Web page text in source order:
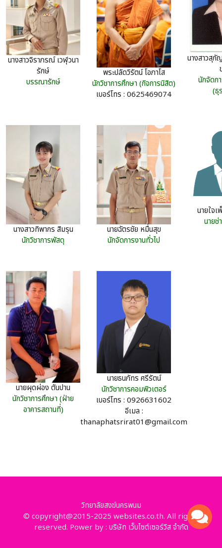
นางสาวจิราภรณ์ เวฬุวนา
รักษ์
บรรณารักษ์
พระปลัดวิรัตน์ โอภาโส
นักวิชาการศึกษา (กิจการนิสิต)
เบอร์โทร : 0625469074
นางสาวสุ
นักจัดก
(ธุ
นางสาวทิพากร สิมรุน
นักวิชาการพัสดุ
นายฉัตรชัย หมื่นสุข
นักจัดการงานทั่วไป
นายใจ
นายช่
นายผุดผ่อง ตันปาน
นักวิชาการศึกษา (ฝ่าย
อาคารสถานที่)
นายธนภัทร ศรีรัตน์
นักวิชาการคอมพิวเตอร์
เบอร์โทร : 0926631602
อีเมล :
thanaphatsrirat01@gmail.com
วิทยาลัยสงฆ์นครพนม
© copyright@2015-2025 websites.co.th. All rights
reserved. Power by : บริษัท เว็บไซต์เซอร์วิส จำกัด